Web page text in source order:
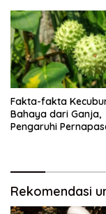
Fakta-fakta
Bahaya dari Ganja,
Pengaruhi
Rekomendasi